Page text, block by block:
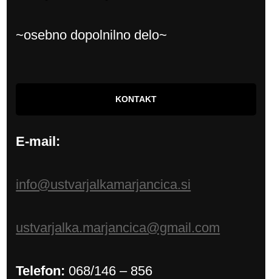
~osebno dopolnilno delo~
KONTAKT
E-mail:
info@ustvarjalkamarjancica.si
ustvarjalka.marjancica@gmail.com
Telefon:068/146 – 856